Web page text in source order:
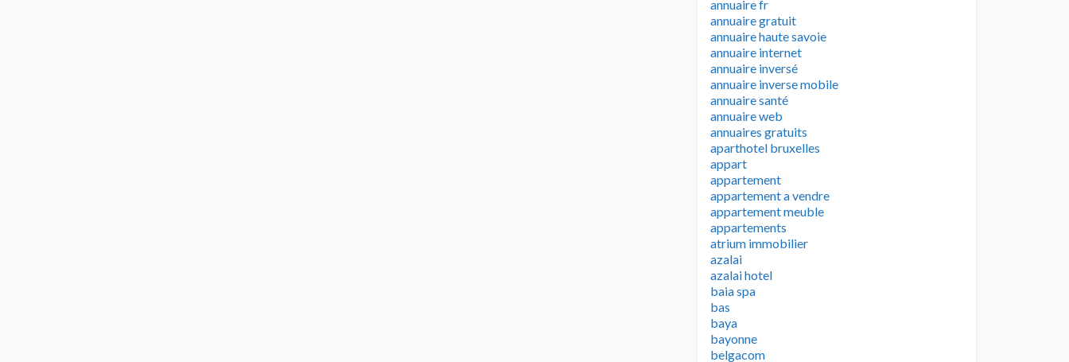
annuaire fr
annuaire gratuit
annuaire haute savoie
annuaire internet
annuaire inversé
annuaire inverse mobile
annuaire santé
annuaire web
annuaires gratuits
aparthotel bruxelles
appart
appartement
appartement a vendre
appartement meuble
appartements
atrium immobilier
azalai
azalai hotel
baia spa
bas
baya
bayonne
belgacom